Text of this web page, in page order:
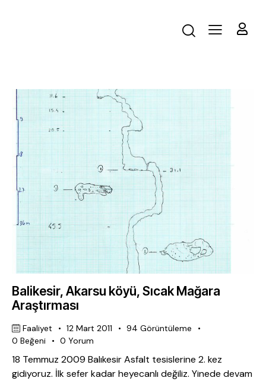
Balikesir, Akarsu köyü, Sıcak Mağara
Araştırması
Faaliyet 12 Mart 2011 94 Görüntüleme
0 Beğeni 0 Yorum
18 Temmuz 2009 Balıkesir Asfalt tesislerine 2. kez
gidiyoruz. İlk sefer kadar heyecanlı değiliz. Yinede devam